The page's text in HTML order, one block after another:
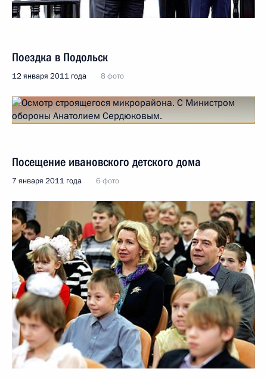
Поездка в Подольск
12 января 2011 года 8 фото
Посещение ивановского детского дома
7 января 2011 года 6 фото